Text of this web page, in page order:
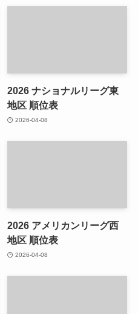
2026 ナショナルリーグ東
地区 順位表
2026-04-08
2026 アメリカンリーグ西
地区 順位表
2026-04-08